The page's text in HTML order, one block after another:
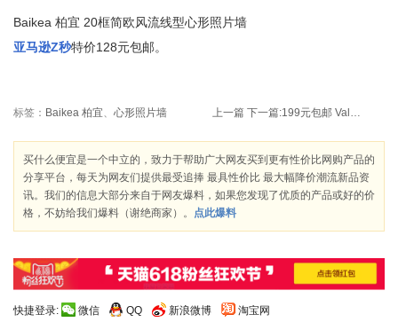
Baikea 柏宜 20框简欧风流线型心形照片墙
亚马逊Z秒特价128元包邮。
标签： Baikea 柏宜、 心形照片墙 上一篇 下一篇: 199元包邮 Valvoline MAX LIFE胜牌星冠合成机油SN 5W-30 3.78L 超值套装买一大送一小946ml*1桶
买什么便宜是一个中立的，致力于帮助广大网友买到更有性价比网购产品的
分享平台，每天为网友们提供最受追捧 最具性价比 最大幅降价潮流新品资
讯。我们的信息大部分来自于网友爆料，如果您发现了优质的产品或好的价
格，不妨给我们爆料（谢绝商家）。 点此爆料
快捷登录: 微信 QQ 新浪微博 淘宝网